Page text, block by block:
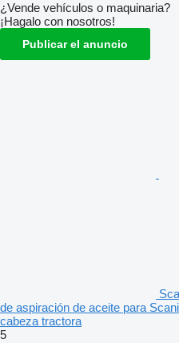
¿Vende vehículos o maquinaria?
¡Hagalo con nosotros!
Publicar el anuncio
de aspiración de aceite para
cabeza tractora
5